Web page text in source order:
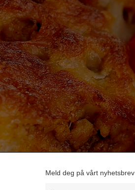
Meld deg på vårt nyhetsbrev